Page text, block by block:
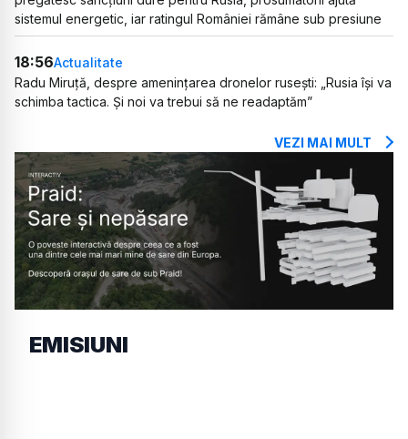
sistemul energetic, iar ratingul României rămâne sub presiune
18:56Actualitate
Radu Miruță, despre amenințarea dronelor rusești: „Rusia își va
schimba tactica. Și noi va trebui să ne readaptăm”
VEZI MAI MULT
EMISIUNI